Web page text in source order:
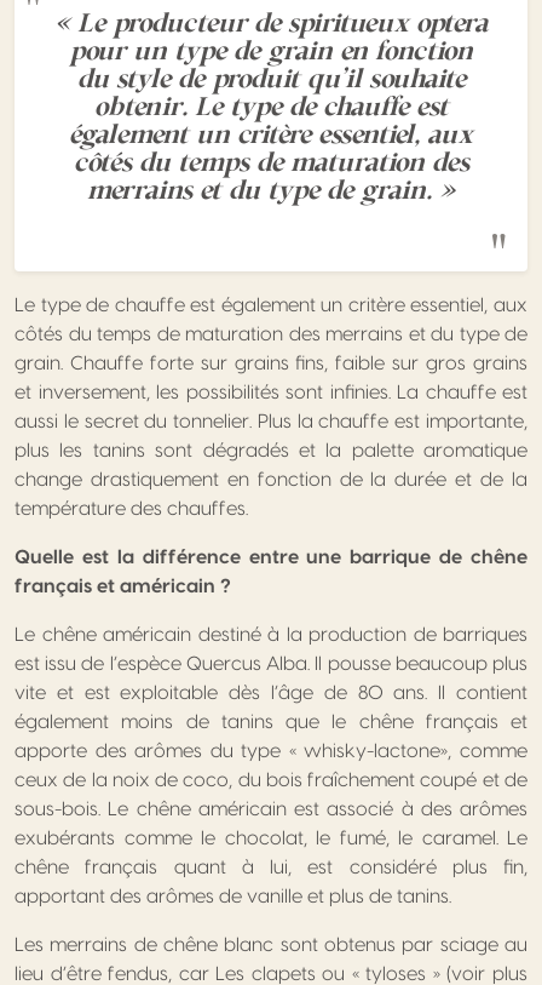
« Le producteur de spiritueux optera
pour un type de grain en fonction
du style de produit qu’il souhaite
obtenir. Le type de chauffe est
également un critère essentiel, aux
côtés du temps de maturation des
merrains et du type de grain. »
Le type de chauffe est également un critère essentiel, aux
côtés du temps de maturation des merrains et du type de
grain. Chauffe forte sur grains fins, faible sur gros grains
et inversement, les possibilités sont infinies. La chauffe est
aussi le secret du tonnelier. Plus la chauffe est importante,
plus les tanins sont dégradés et la palette aromatique
change drastiquement en fonction de la durée et de la
température des chauffes.
Quelle est la différence entre une barrique de chêne
français et américain ?
Le chêne américain destiné à la production de barriques
est issu de l’espèce Quercus Alba. Il pousse beaucoup plus
vite et est exploitable dès l’âge de 80 ans. Il contient
également moins de tanins que le chêne français et
apporte des arômes du type « whisky-lactone», comme
ceux de la noix de coco, du bois fraîchement coupé et de
sous-bois. Le chêne américain est associé à des arômes
exubérants comme le chocolat, le fumé, le caramel. Le
chêne français quant à lui, est considéré plus fin,
apportant des arômes de vanille et plus de tanins.
Les merrains de chêne blanc sont obtenus par sciage au
lieu d’être fendus, car Les clapets ou « tyloses » (voir plus